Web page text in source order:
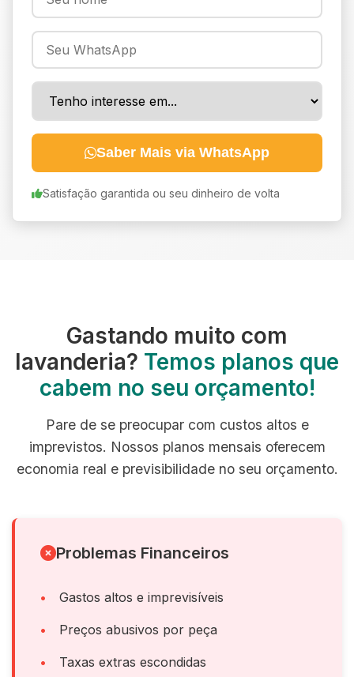
Saber Mais via WhatsApp
Satisfação garantida ou seu dinheiro de volta
Gastando muito com
lavanderia? Temos planos que
cabem no seu orçamento!
Pare de se preocupar com custos altos e
imprevistos. Nossos planos mensais oferecem
economia real e previsibilidade no seu orçamento.
Problemas Financeiros
Gastos altos e imprevisíveis
Preços abusivos por peça
Taxas extras escondidas